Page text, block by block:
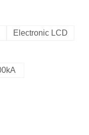
Electronic LCD